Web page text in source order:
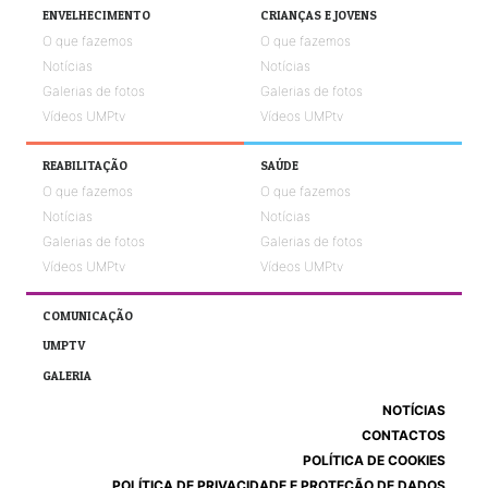
ENVELHECIMENTO
O que fazemos
Notícias
Galerias de fotos
Vídeos UMPtv
CRIANÇAS E JOVENS
O que fazemos
Notícias
Galerias de fotos
Vídeos UMPtv
REABILITAÇÃO
O que fazemos
Notícias
Galerias de fotos
Vídeos UMPtv
SAÚDE
O que fazemos
Notícias
Galerias de fotos
Vídeos UMPtv
COMUNICAÇÃO
UMPTV
GALERIA
NOTÍCIAS
CONTACTOS
POLÍTICA DE COOKIES